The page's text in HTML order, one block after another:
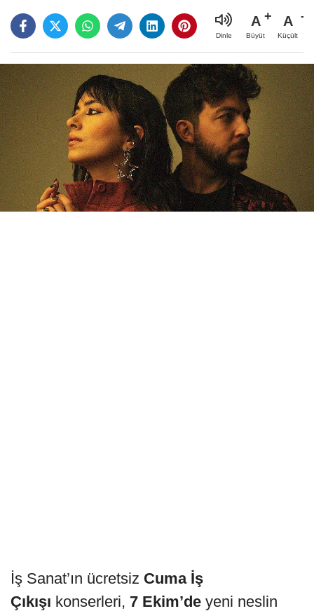
Dinle
A
Büyüt
A
Küçült
İş Sanat’ın ücretsiz Cuma İş
Çıkışı konserleri, 7 Ekim’de yeni neslin